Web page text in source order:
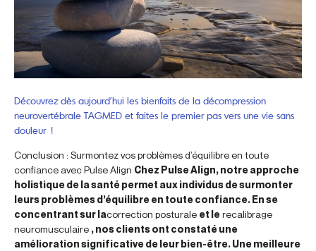
Découvrez dès aujourd’hui les bienfaits de la décompression
neurovertébrale TAGMED et faites le premier pas vers une vie sans
douleur !
Conclusion : Surmontez vos problèmes d’équilibre en toute
confiance avec Pulse Align Chez Pulse Align, notre approche
holistique de la santé permet aux individus de surmonter
leurs problèmes d’équilibre en toute confiance. En se
concentrant sur lacorrection posturale et lerecalibrage
neuromusculaire , nos clients ont constaté une
amélioration significative de leur bien-être. Une meilleure